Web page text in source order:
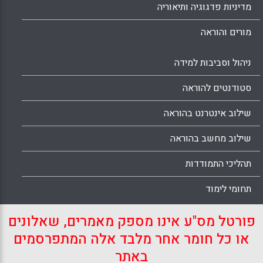
מדיניות פדגוגיה ותיאוריה
מורים והוראה
ניהול וסביבות למידה
סטודנטים להוראה
שילוב אינטרנט בהוראה
שילוב מחשב בהוראה
תהליכי התמודדות
תחומי לימוד
פורטל מס"ע אינו מספק מאמרים, שאלונים
או כל חומר אחר מלבד אלה המתפרסמים
באתר